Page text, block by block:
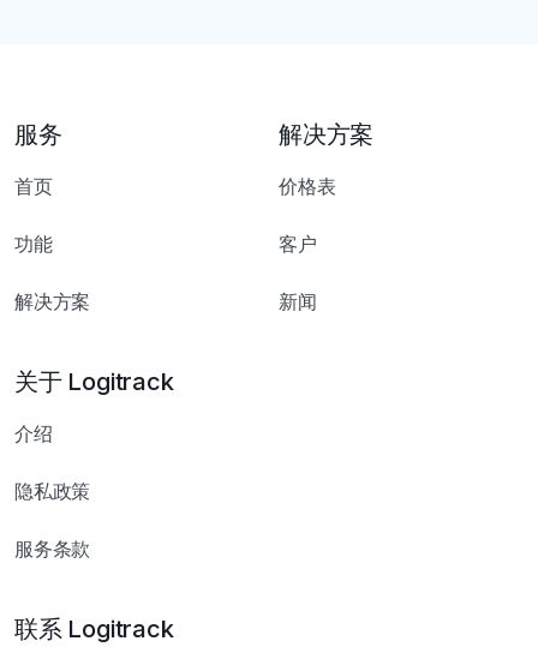
服务
首页
功能
解决方案
解决方案
价格表
客户
新闻
关于 Logitrack
介绍
隐私政策
服务条款
联系 Logitrack